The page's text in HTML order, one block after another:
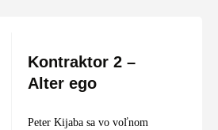
Kontraktor 2 –
Alter ego
Peter Kijaba sa vo voľnom